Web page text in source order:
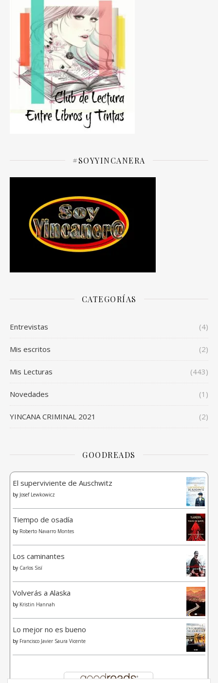
#SOYYINCANERA
CATEGORÍAS
Entrevistas (4)
Mis escritos (2)
Mis Lecturas (443)
Novedades (1)
YINCANA CRIMINAL 2021 (2)
GOODREADS
El superviviente de Auschwitz
by Josef Lewkowicz
Tiempo de osadía
by Roberto Navarro Montes
Los caminantes
by Carlos Sisí
Volverás a Alaska
by Kristin Hannah
Lo mejor no es bueno
by Francisco Javier Saura Vicente